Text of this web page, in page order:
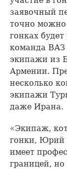
заявочный
точно можно
гонках
команда ВАЗ
экипажи из
Армении.
несколько
экипажи
даже Ирана.
«Экипаж,
гонки, Юрий
имеет
границей,